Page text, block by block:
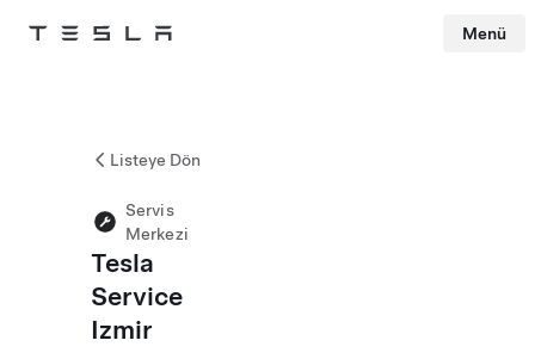
Tesla Menü
Listeye Dön
Servis
Merkezi
Tesla
Service
Izmir